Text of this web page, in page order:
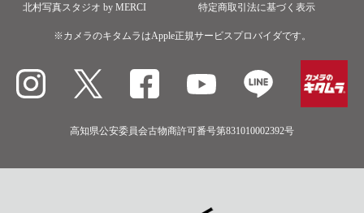
北村写真スタジオ by MERCI
特定商取引法に基づく表示
※カメラのキタムラはApple正規サービスプロバイダです。
高知県公安委員会古物商許可番号第831010002392号